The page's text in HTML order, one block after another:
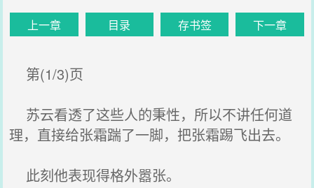
上一章 目录 存书签 下一章
第(1/3)页
苏云看透了这些人的秉性，所以不讲任何道
理，直接给张霜踹了一脚，把张霜踢飞出去。
此刻他表现得格外嚣张。